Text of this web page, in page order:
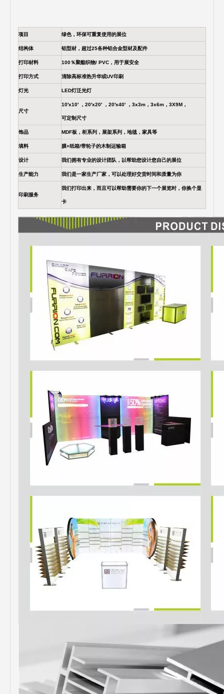
项目 绿色，环保可重复使用的展位
结构体 铝型材，超过25各种铝合金型材及配件
打印材料 100％聚酯织物/ PVC，用于展安全
打印方式 清除高标准热升华或UV印刷
灯光 LED灯泛光灯
尺寸
10'x10' ，20'x20' ，20'x40' ，3x3m，3x6m，3X9M，
可定制尺寸
饰品 MDF板，柜系列，展架系列，地毯，家具等
填料 膜+纸箱/带轮子的木制运输箱
设计 我们拥有专业的设计团队，以帮助您设计您自己的展位
生产能力 我们是一家生产厂家，可以处理好交货时间和质量为你
印刷服务
我们打印出来，而且可以帮助需要你的下一个展览时，你换个显
卡